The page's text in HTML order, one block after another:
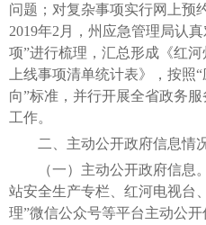
问题；对复杂事项实行网上预
2019年2月，州应急管理局认
项”进行梳理，汇总形成《红
上线事项清单统计表》，按照
向”标准，并行开展全省政务
工作。
二、主动公开政府信息情
（一）主动公开政府信息。
站安全生产专栏、红河电视台
理”微信公众号等平台主动公